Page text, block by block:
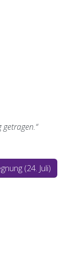
(24. Juli)